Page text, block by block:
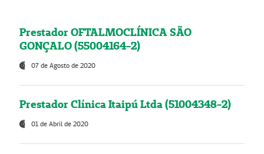
Prestador OFTALMOCLÍNICA SÃO
GONÇALO (55004164-2)
07 de Agosto de 2020
Prestador Clínica Itaipú Ltda (51004348-2)
01 de Abril de 2020